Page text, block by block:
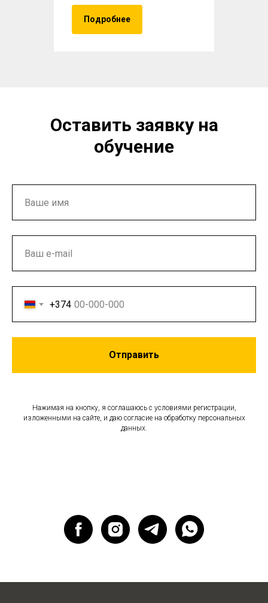
Подробнее
Оставить заявку на
обучение
+374
Отправить
Нажимая на кнопку, я соглашаюсь с условиями регистрации,
изложенными на сайте, и даю согласие на обработку персональных
данных.